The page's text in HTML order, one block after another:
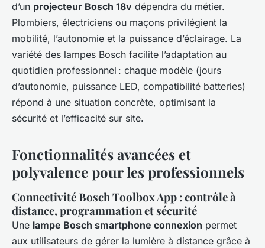
d’un projecteur Bosch 18v dépendra du métier.
Plombiers, électriciens ou maçons privilégient la
mobilité, l’autonomie et la puissance d’éclairage. La
variété des lampes Bosch facilite l’adaptation au
quotidien professionnel : chaque modèle (jours
d’autonomie, puissance LED, compatibilité batteries)
répond à une situation concrète, optimisant la
sécurité et l’efficacité sur site.
Fonctionnalités avancées et
polyvalence pour les professionnels
Connectivité Bosch Toolbox App : contrôle à
distance, programmation et sécurité
Une lampe Bosch smartphone connexion permet
aux utilisateurs de gérer la lumière à distance grâce à